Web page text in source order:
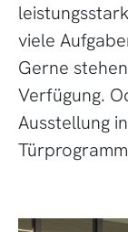
viele
Gerne
Verfügung.
Ausstellung